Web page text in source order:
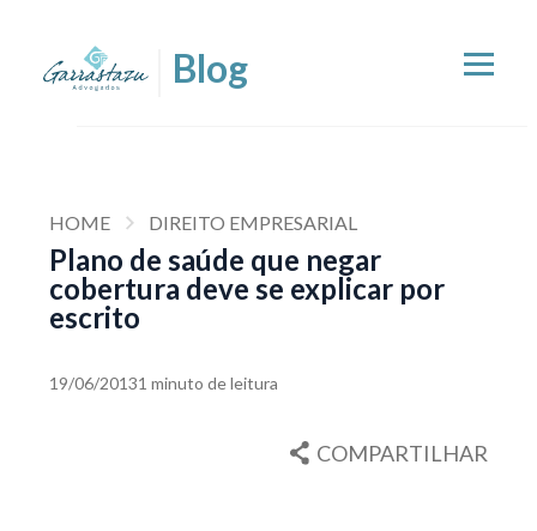
HOME DIREITO EMPRESARIAL
Plano de saúde que negar
cobertura deve se explicar por
escrito
19/06/20131 minuto de leitura
COMPARTILHAR